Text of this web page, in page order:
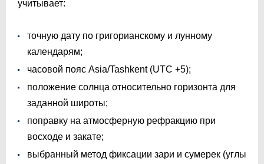
учитывает:
точную дату по григорианскому и лунному
календарям;
часовой пояс Asia/Tashkent (UTC +5);
положение солнца относительно горизонта для
заданной широты;
поправку на атмосферную рефракцию при
восходе и закате;
выбранный метод фиксации зари и сумерек (углы